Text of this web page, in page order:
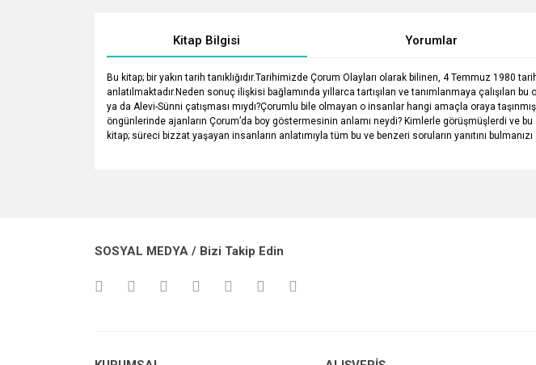
Kitap Bilgisi Yorumlar
Bu kitap; bir yakın tarih tanıklığıdır.Tarihimizde Çorum Olayları olarak bilinen, 4 Temmuz 1980
anlatılmaktadır.Neden sonuç ilişkisi bağlamında yıllarca tartışılan ve tanımlanmaya çalışılan
ya da Alevi-Sünni çatışması mıydı?Çorumlu bile olmayan o insanlar hangi amaçla oraya
öngünlerinde ajanların Çorum’da boy göstermesinin anlamı neydi? Kimlerle görüşmüşlerdi ve
kitap; süreci bizzat yaşayan insanların anlatımıyla tüm bu ve benzeri soruların yanıtını
Ürün açıklamasında eksik bilgiler bulunuyor.
SOSYAL MEDYA / Bizi Takip Edin